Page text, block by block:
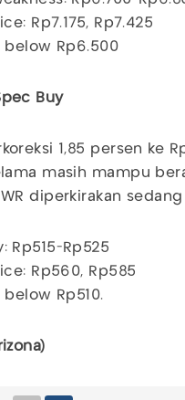
Rp7.175, Rp7.425
below Rp6.500
Buy
1,85 persen
masih mampu
diperkirakan
Rp515-Rp525
Rp560, Rp585
below Rp510.